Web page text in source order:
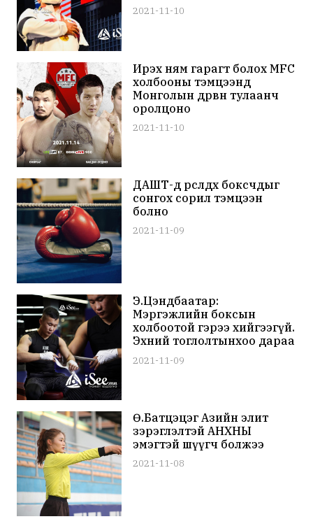
2021-11-10
Ирэх ням гарагт болох MFC
холбооны тэмцээнд
Монголын дөрвөн тулаанч
оролцоно
2021-11-10
ДАШТ-д өрсөлдөх боксчдыг
сонгох сорил тэмцээн
болно
2021-11-09
Э.Цэндбаатар:
Мэргэжлийн боксын
холбоотой гэрээ хийгээгүй.
Эхний тоглолтынхоо дараа
хаана орохоо шийднэ
2021-11-09
Ө.Батцэцэг Азийн элит
зэрэглэлтэй АНХНЫ
эмэгтэй шүүгч болжээ
2021-11-08